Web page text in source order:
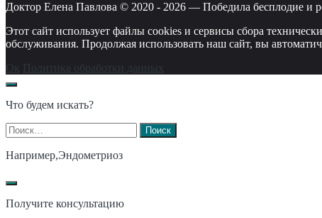
Доктор Елена Павлова © 2020 - 2026 — Победила бесплодие и
Этот сайт использует файлы cookies и сервисы сбора
обслуживания. Продолжая использовать наш сайт, вы
Ок Политика обработки данных
Что будем искать?
Найти:
Например,Эндометриоз
Получите консультацию